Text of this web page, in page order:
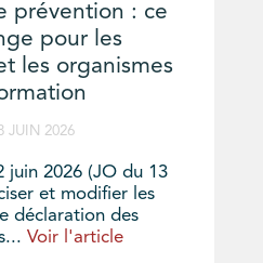
prévention : ce
pour les
les organismes
JUIN 2026
juin 2026 (JO du 13
et modifier les
déclaration des
Voir l'article